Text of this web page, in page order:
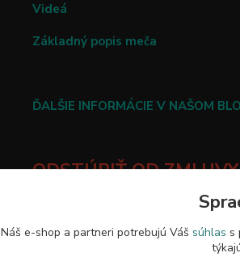
Videá
Základný popis meča
ĎALŠIE INFORMÁCIE V NAŠOM
ODSTÚPIŤ OD ZMLUVY
Náš e-shop a partneri potrebujú Váš súhlas s